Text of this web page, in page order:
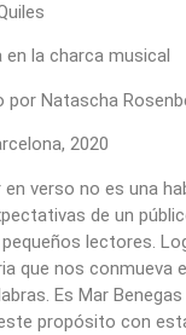
la charca musical
por Natascha
2020
en verso no es una
de un
lectores.
que nos conmueva
Es Mar
propósito con